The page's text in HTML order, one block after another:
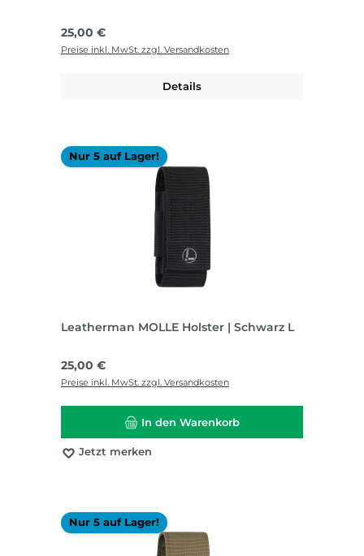
Regulärer Preis:
25,00 €
Preise inkl. MwSt. zzgl. Versandkosten
Details
Nur 5 auf Lager!
Leatherman MOLLE Holster | Schwarz L
Regulärer Preis:
25,00 €
Preise inkl. MwSt. zzgl. Versandkosten
In den Warenkorb
Jetzt merken
Nur 5 auf Lager!